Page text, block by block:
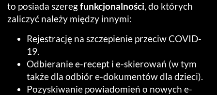
to posiada szeregfunkcjonalności, do których
zaliczyć należy między innymi:
Rejestrację na szczepienie przeciw COVID-
19.
Odbieranie e-recept i e-skierowań (w tym
także dla odbiór e-dokumentów dla dzieci).
Pozyskiwanie powiadomień o nowych e-